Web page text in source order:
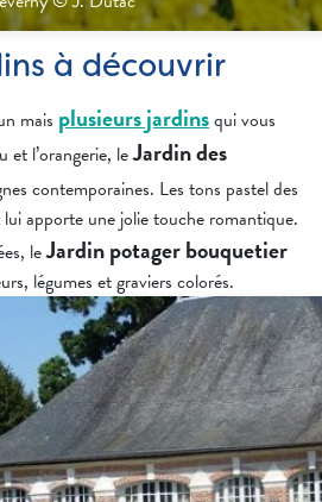
à découvrir
mais plusieurs jardinsqui vous
et l’orangerie, leJardin des
contemporaines. Les tons pastel des
lui apporte une jolie touche romantique.
leJardin potager bouquetier
légumes et graviers colorés.